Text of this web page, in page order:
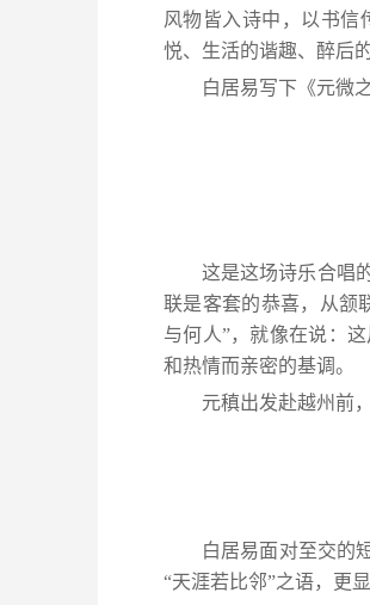
风物皆入诗中，以书信
悦、生活的谐趣、醉后
白居易写下《元微
这是这场诗乐合唱
联是客套的恭喜，从颔
与何人”，就像在说：
和热情而亲密的基调。
元稹出发赴越州前
白居易面对至交的
“天涯若比邻”之语，更